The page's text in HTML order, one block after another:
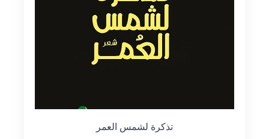
تذكرة لشمس العمر